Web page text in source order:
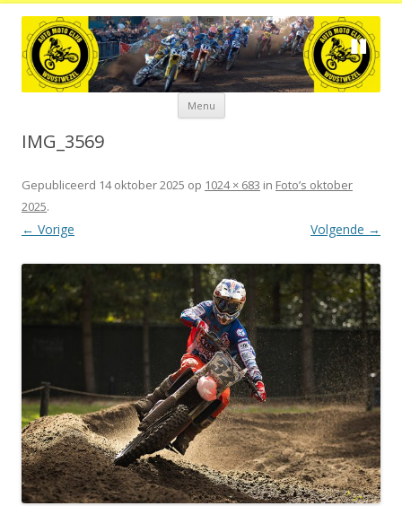
Menu Spring
de
IMG_3569
Gepubliceerd 14 oktober 2025 op 1024 × 683 in Foto’s oktober
2025.
← Vorige Volgende →